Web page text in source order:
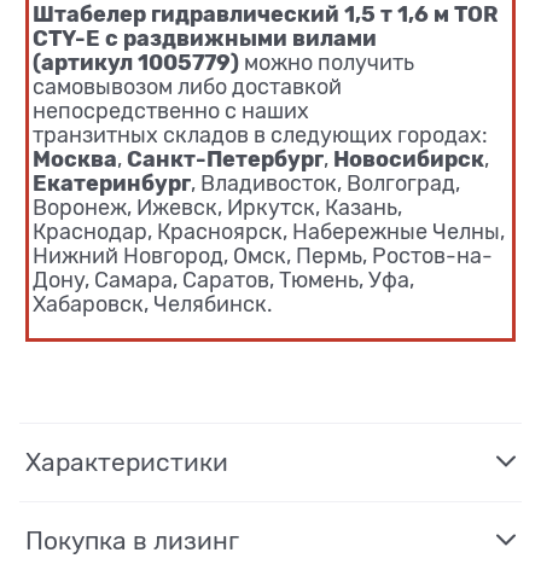
Штабелер гидравлический 1,5 т 1,6 м TOR
CTY-E с раздвижными вилами
(артикул 1005779) можно получить
самовывозом либо доставкой
непосредственно с наших
транзитных складов в следующих городах:
Москва, Санкт-Петербург, Новосибирск,
Екатеринбург, Владивосток, Волгоград,
Воронеж, Ижевск, Иркутск, Казань,
Краснодар, Красноярск, Набережные Челны,
Нижний Новгород, Омск, Пермь, Ростов-на-
Дону, Самара, Саратов, Тюмень, Уфа,
Хабаровск, Челябинск.
Характеристики
Покупка в лизинг